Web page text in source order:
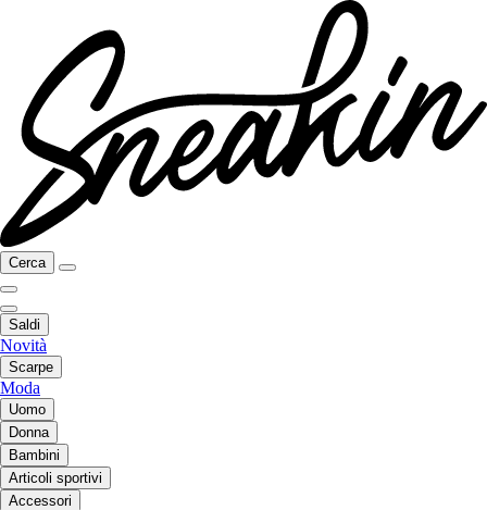
Cerca
Saldi
Novità
Scarpe
Moda
Uomo
Donna
Bambini
Articoli sportivi
Accessori